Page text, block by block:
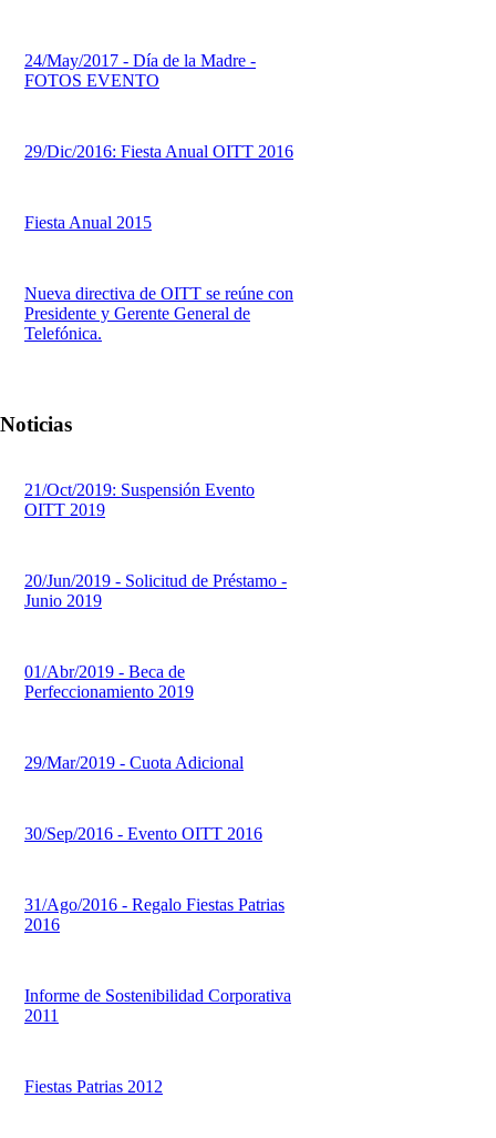
24/May/2017 - Día de la Madre -
FOTOS EVENTO
29/Dic/2016: Fiesta Anual OITT 2016
Fiesta Anual 2015
Nueva directiva de OITT se reúne con
Presidente y Gerente General de
Telefónica.
Noticias
21/Oct/2019: Suspensión Evento
OITT 2019
20/Jun/2019 - Solicitud de Préstamo -
Junio 2019
01/Abr/2019 - Beca de
Perfeccionamiento 2019
29/Mar/2019 - Cuota Adicional
30/Sep/2016 - Evento OITT 2016
31/Ago/2016 - Regalo Fiestas Patrias
2016
Informe de Sostenibilidad Corporativa
2011
Fiestas Patrias 2012